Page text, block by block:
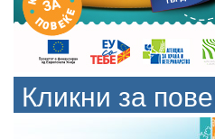
Кликни за